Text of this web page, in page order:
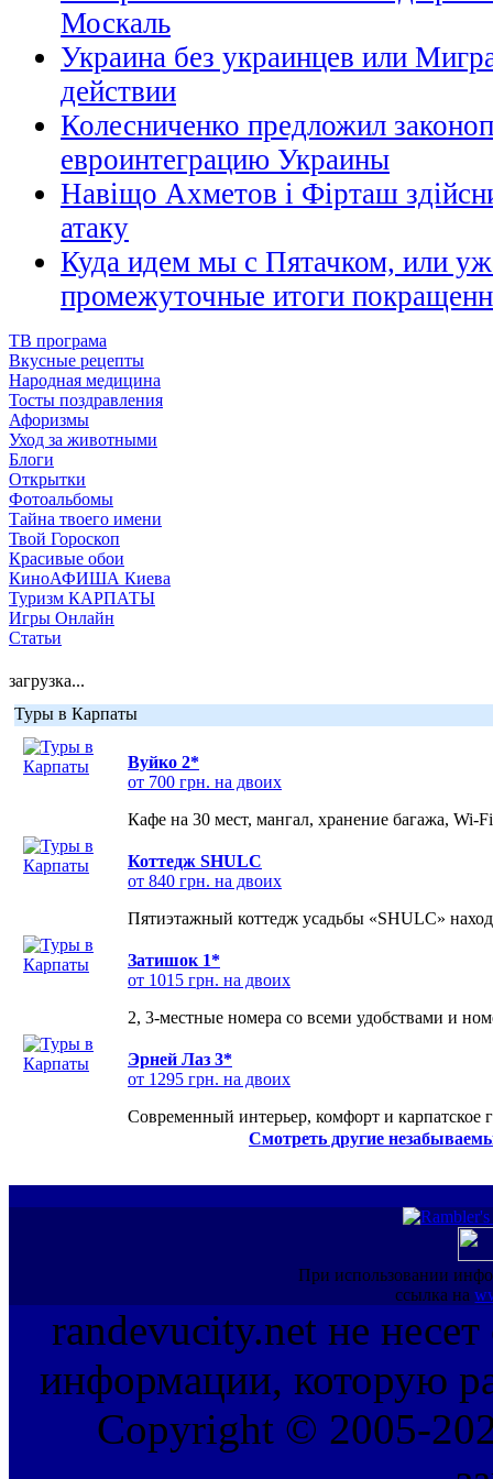
Москаль
Украина без украинцев или
действии
Колесниченко предложил
евроинтеграцию Украины
Навіщо Ахметов і Фірташ
атаку
Куда идем мы с Пятачком, или
промежуточные итоги
ТВ програма
Вкусные рецепты
Народная медицина
Тосты поздравления
Афоризмы
Уход за животными
Блоги
Открытки
Фотоальбомы
Тайна твоего имени
Твой Гороскоп
Красивые обои
КиноАФИША Киева
Туризм КАРПАТЫ
Игры Онлайн
Статьи
загрузка...
Туры в Карпаты
Вуйко 2*
от 700 грн. на двоих
Кафе на 30 мест, мангал, хранение багажа, Wi-
Коттедж SHULC
от 840 грн. на двоих
Пятиэтажный коттедж усадьбы «SHULC»
Затишок 1*
от 1015 грн. на двоих
2, 3-местные номера со всеми удобствами и
Эрней Лаз 3*
от 1295 грн. на двоих
Современный интерьер, комфорт и карпатское
Смотреть другие
При использовании
ссылка на
randevucity.net не несет
информации, которую
Copyright © 2005-